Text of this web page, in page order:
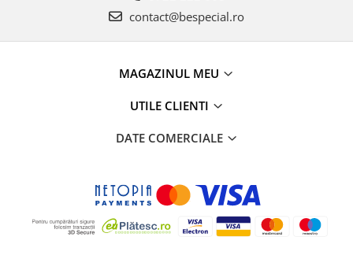
contact@bespecial.ro
MAGAZINUL MEU
UTILE CLIENTI
DATE COMERCIALE